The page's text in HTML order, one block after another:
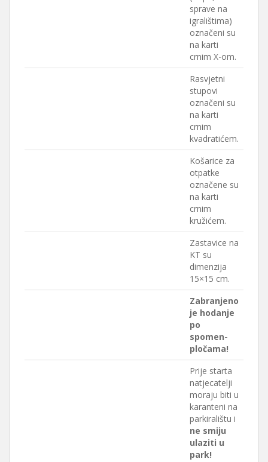
sprave na
igralištima)
označeni su
na karti
crnim X-om.
Rasvjetni
stupovi
označeni su
na karti
crnim
kvadratićem.
Košarice za
otpatke
označene su
na karti
crnim
kružićem.
Zastavice na
KT su
dimenzija
15×15 cm.
Zabranjeno
je hodanje
po
spomen-
pločama!
Prije starta
natjecatelji
moraju biti u
karanteni na
parkiralištu i
ne smiju
ulaziti u
park!